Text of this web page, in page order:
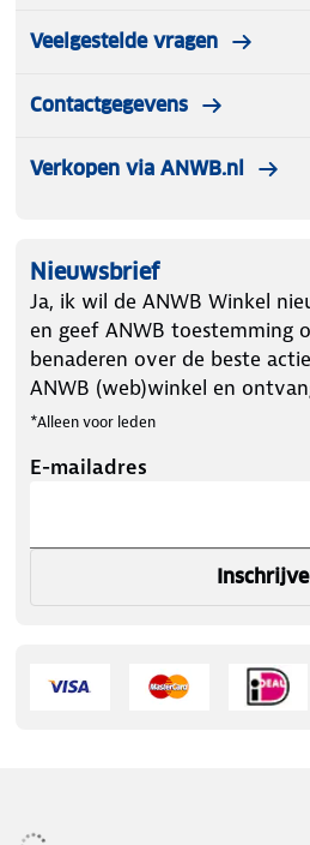
Veelgestelde vragen
Contactgegevens
Verkopen via ANWB.nl
Nieuwsbrief
Ja, ik wil de ANWB Winkel
en geef ANWB toestemming
benaderen over de beste
ANWB (web)winkel en
*Alleen voor leden
E-mailadres